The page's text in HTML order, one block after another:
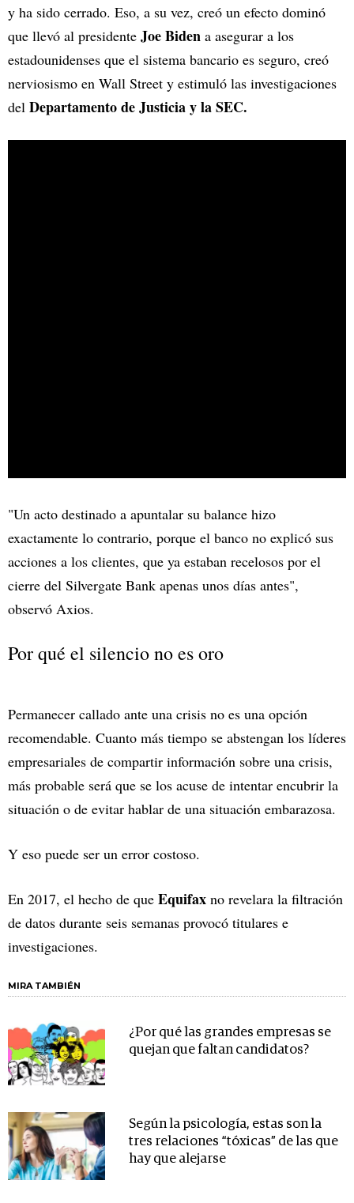
y ha sido cerrado. Eso, a su vez, creó un efecto dominó
que llevó al presidente Joe Biden a asegurar a los
estadounidenses que el sistema bancario es seguro, creó
nerviosismo en Wall Street y estimuló las investigaciones
del Departamento de Justicia y la SEC.
"Un acto destinado a apuntalar su balance hizo
exactamente lo contrario, porque el banco no explicó sus
acciones a los clientes, que ya estaban recelosos por el
cierre del Silvergate Bank apenas unos días antes",
observó Axios.
Por qué el silencio no es oro
Permanecer callado ante una crisis no es una opción
recomendable. Cuanto más tiempo se abstengan los líderes
empresariales de compartir información sobre una crisis,
más probable será que se los acuse de intentar encubrir la
situación o de evitar hablar de una situación embarazosa.
Y eso puede ser un error costoso.
En 2017, el hecho de que Equifax no revelara la filtración
de datos durante seis semanas provocó titulares e
investigaciones.
MIRA TAMBIÉN
¿Por qué las grandes empresas se
quejan que faltan candidatos?
Según la psicología, estas son la
tres relaciones “tóxicas” de las que
hay que alejarse